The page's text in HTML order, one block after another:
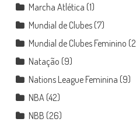
Marcha Atlética (1)
Mundial de Clubes(7)
Mundial de Clubes Feminino
Natação (9)
Nations League Feminina (9)
NBA (42)
NBB (26)